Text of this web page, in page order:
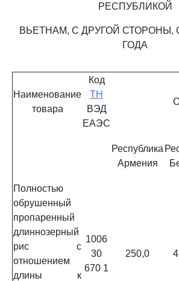
РЕСПУБЛИКОЙ
ВЬЕТНАМ, С ДРУГОЙ СТОРОНЫ,
ГОДА
Наименование
товара
Код
ТН
ВЭД
ЕАЭС
Республика
Армения
Полностью
обрушенный
пропаренный
длиннозерный
рис с
отношением
длины к
1006
30
670 1
250,0